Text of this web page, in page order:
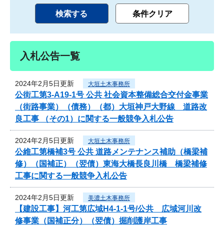
入札公告一覧
2024年2月5日更新 大垣土木事務所
公街工第3-A19-1号 公共 社会資本整備総合交付金事業
（街路事業）（債務）（都）大垣神戸大野線 道路改
良工事 （その1）に関する一般競争入札公告
2024年2月5日更新 大垣土木事務所
公維工第橋補3号 公共 道路メンテナンス補助（橋梁補
修）（国補正）（翌債）東海大橋長良川橋 橋梁補修
工事に関する一般競争入札公告
2024年2月5日更新 美濃土木事務所
【建設工事】河工第広域H4-1-1号/公共 広域河川改
修事業（国補正分）（翌債）掘削護岸工事